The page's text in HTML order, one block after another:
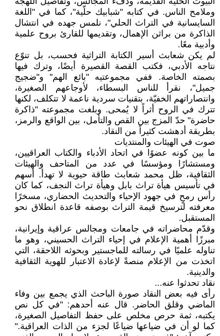
وملامح الناس. في كتابه "شبابيك حلّية"، كما في "اللغة
السايسانية في التراث الحلي"، نلمس جهده في انتشال
الذاكرة من براثن الإهمال، وتقديمها للقارئ بروح علمية
وأدبية معًا.
لم يكن شعابث أسير الكتابة التراثية فحسب، بل تنوّع
نتاجه الأدبي، فكتب القصة القصيرة أيضًا، وترك فيها
بصمته الخاصة. ففي مجموعتيه "بائع الهم" و"ضجيج
جميل"، نقرأ للناس البسطاء، لأوجاعهم الصغيرة،
وانتصاراتهم الخفيّة، بتقنيات سردية ناعمة لا تتكلف، لكنها
تترك في الروح أثراً لا يُمحى. وبلغت مجموعته "ذاكرة
حاضرة" حدّ المزج بين القص والتأمل، بين الواقع والرمز،
بطريقة أدهشت كثيراً من النقاد.
صوت في الهيئات والمنتديات
ما بين كونه عضوًا في اتحاد الأدباء والكتاب العراقيين،
ومستشارًا ومؤسسًا في عدد من المتاحف والهيئات
الثقافية، ظل محمد شعابث طاقة حيوية لا تهدأ. أسهم
في تأسيس هيأة تراث بابل وهيأة تراث النجف، كما كان
رأس رمحٍ في جهود الإحياء والتحديث الحضاري، مسخرًا
معرفته لترسيخ قيمة التراث بوصفه قاعدة انطلاق نحو
المستقبل.
وقدّم محاضراته في جامعات ومجالس عراقية وإيرانية،
مبرزًا أهمية الإعلام في إحياء التراث الحسيني، وهو ما
تناوله علميًا في رسالته للماجستير وبحوثه اللاحقة، التي
اتخذت من الإعلام منصةً لإعادة الاعتبار للهوية الثقافية
والدينية.
نقاد تحدثوا عنه...
رأى فيه بعض النقاد صورة الباحث الذي يجمع بين وفاء
الماضي وقلق الحاضر. قال عنه أحدهم: "في كل نص
يكتبه، ثمة حرص مخلص على حفظ التفاصيل الصغيرة،
كما لو أن في ضياعها ضياعًا لجزء من الذات العراقية."